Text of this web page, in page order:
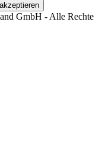
GmbH - Alle Rechte